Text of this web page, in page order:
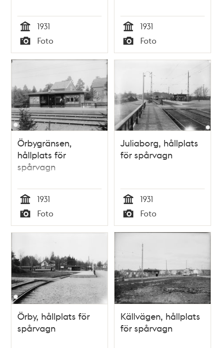
Tid
1931
Typ
Foto Tid
1931
Typ
Foto
Örbygränsen,
hållplats för
spårvagn
Tid
1931
Typ
Foto
Juliaborg, hållplats
för spårvagn
Tid
1931
Typ
Foto
Örby, hållplats för
spårvagn
Källvägen, hållplats
för spårvagn